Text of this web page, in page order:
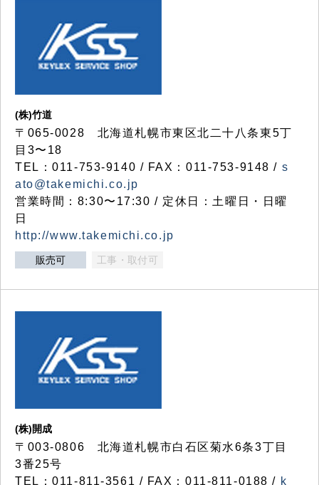
(株)竹道
〒065-0028 北海道札幌市東区北二十八条東5丁
目3〜18
TEL：011-753-9140 / FAX：011-753-9148 / s
ato@takemichi.co.jp
営業時間：8:30〜17:30 / 定休日：土曜日・日曜
日
http://www.takemichi.co.jp
販売可 工事・取付可
(株)開成
〒003-0806 北海道札幌市白石区菊水6条3丁目
3番25号
TEL：011-811-3561 / FAX：011-811-0188 / k